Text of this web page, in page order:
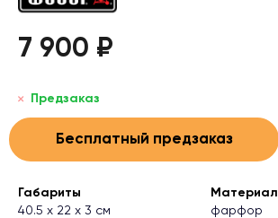
7 900 ₽
Предзаказ
Бесплатный предзаказ
Габариты
40.5 х 22 х 3 см
Материал
фарфор